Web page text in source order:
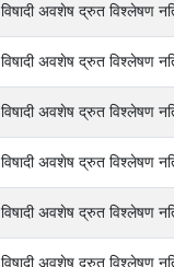
विषादी अवशेष द्रुत विश्लेषण
विषादी अवशेष द्रुत विश्लेषण
विषादी अवशेष द्रुत विश्लेषण
विषादी अवशेष द्रुत विश्लेषण
विषादी अवशेष द्रुत विश्लेषण
विषादी अवशेष द्रुत विश्लेषण